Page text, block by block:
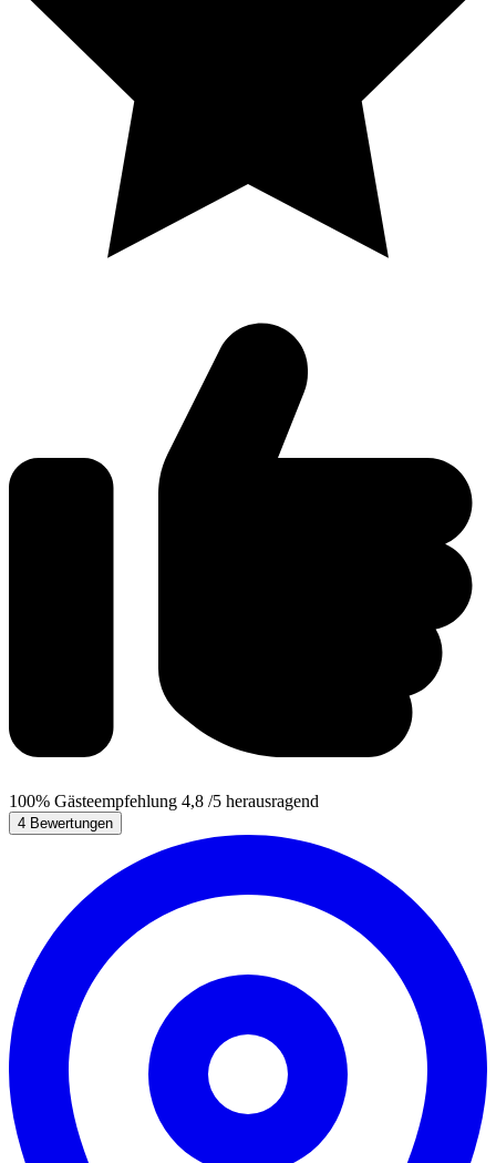
100% Gästeempfehlung 4,8 /5 herausragend
4 Bewertungen